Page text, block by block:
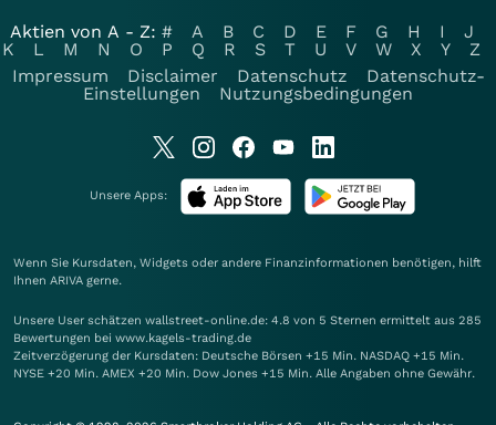
Aktien von A - Z: # A B C D E F G H I
J
K
L M N O P Q R S T U V W X Y
Z
Impressum
Disclaimer Datenschutz
Datenschutz-
Einstellungen
Nutzungsbedingungen
Unsere Apps:
Wenn Sie Kursdaten, Widgets oder andere Finanzinformationen benötigen, hilft
Ihnen ARIVA gerne.
Unsere User schätzen wallstreet-online.de: 4.8 von 5 Sternen ermittelt aus 285
Bewertungen bei www.kagels-trading.de
Zeitverzögerung der Kursdaten: Deutsche Börsen +15 Min. NASDAQ +15 Min.
NYSE +20 Min. AMEX +20 Min. Dow Jones +15 Min. Alle Angaben ohne Gewähr.